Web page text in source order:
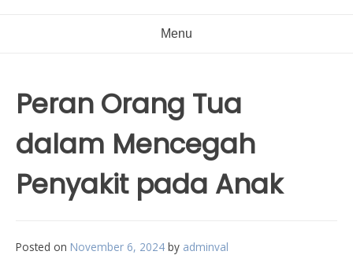
Menu
Peran Orang Tua
dalam Mencegah
Penyakit pada Anak
Posted on November 6, 2024 by adminval